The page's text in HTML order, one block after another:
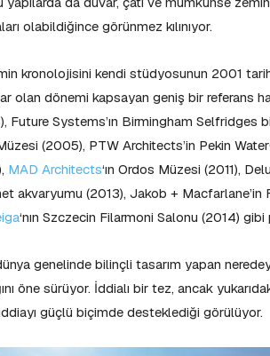
olabildiğince görünmez kılınıyor.
kronolojisini kendi stüdyosunun 2001
olan dönemi kapsayan geniş bir referans
Future Systems’ın Birmingham Selfridges
(2005), PTW Architects’in Pekin
MAD Architects‘ın Ordos Müzesi (2011),
akvaryumu (2013), Jakob + Macfarlane’in
‘nın Szczecin Filarmoni Salonu (2014) gibi
genelinde bilinçli tasarım yapan
öne sürüyor. İddialı bir tez, ancak
güçlü biçimde desteklediği görülüyor.